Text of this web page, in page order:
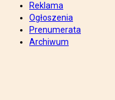
Reklama
Ogłoszenia
Prenumerata
Archiwum